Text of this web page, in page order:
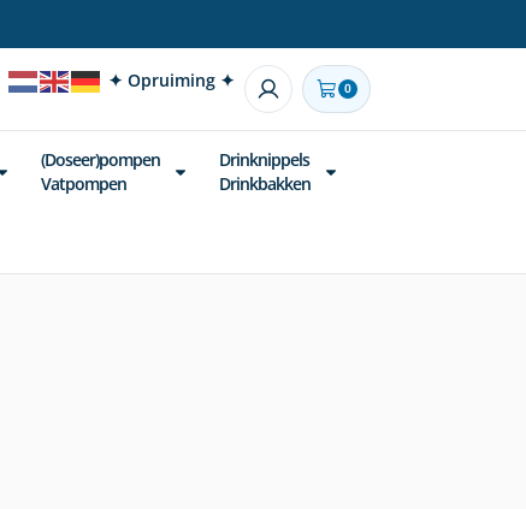
✦ Opruiming ✦ 0
(Doseer)pompen
Vatpompen
Drinknippels
Drinkbakken